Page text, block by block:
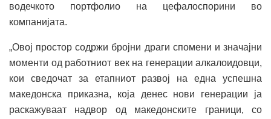
водечкото портфолио на цефалоспорини во
компанијата.
„Овој простор содржи бројни драги спомени и значајни
моменти од работниот век на генерации алкалоидовци,
кои сведочат за етапниот развој на една успешна
македонска приказна, која денес нови генерации ја
раскажуваат надвор од македонските граници, со